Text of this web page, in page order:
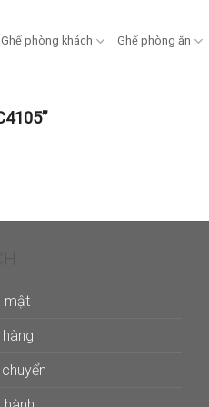
Ghế phòng khách Ghế phòng ăn
mật